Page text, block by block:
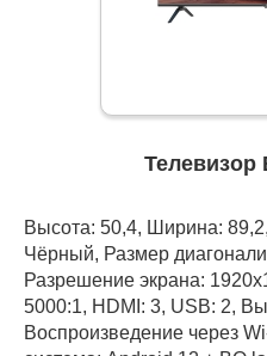
Телевизор
Высота: 50,4, Ширина:
Чёрный, Размер
Разрешение экрана:
5000:1, HDMI: 3, USB: 2,
Воспроизведение через